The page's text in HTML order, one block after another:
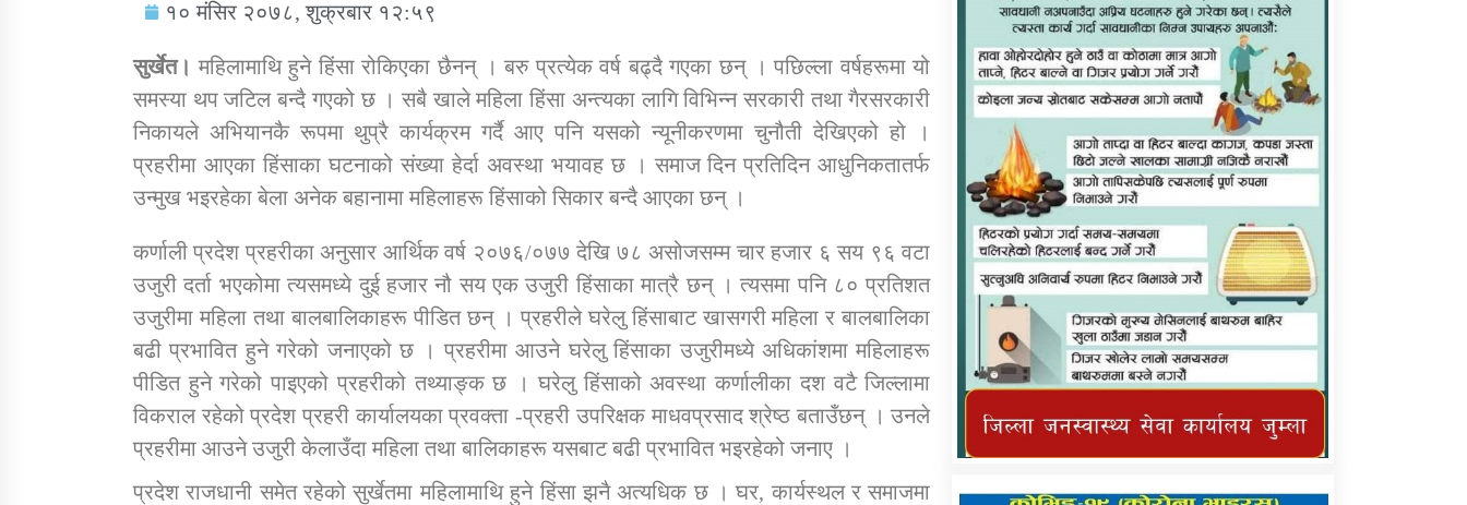
सामाजिक बिकास कार्यालय जुम्लाकाे सुचना कार्यक्रम कार्यान्वयन एकाई जुम्लाको सुचना कर्णाली प्राविधि शिक्षालय जुम्लाको सुचना
तातोपानी गाउँपालिकाको न्यायिक समिति सम्बन्धी
सन्देश
तातोपानी गाउँपालिका जुम्लाको महिला तथा
लैङ्गिक हिंसा सम्बन्धी सूचना सन्देश
तातोपानी गाउँपालिका जुम्लाको महिनावारी
तातोपानी गाउँपालिका जुम्लाको बालविवाह सन्देश तातोपानी गाउँपालिका जुम्लाको सूचना
१० मंसिर २०७८, शुक्रबार १२:५९
सुर्खेत। महिलामाथि हुने हिंसा रोकिएका छैनन् । बरु प्रत्येक वर्ष बढ्दै गएका छन् । पछिल्ला वर्षहरूमा यो
समस्या थप जटिल बन्दै गएको छ । सबै खाले महिला हिंसा अन्त्यका लागि विभिन्न सरकारी तथा गैरसरकारी
निकायले अभियानकै रूपमा थुप्रै कार्यक्रम गर्दै आए पनि यसको न्यूनीकरणमा चुनौती देखिएको हो ।
प्रहरीमा आएका हिंसाका घटनाको संख्या हेर्दा अवस्था भयावह छ । समाज दिन प्रतिदिन आधुनिकतातर्फ
उन्मुख भइरहेका बेला अनेक बहानामा महिलाहरू हिंसाको सिकार बन्दै आएका छन् ।
कर्णाली प्रदेश प्रहरीका अनुसार आर्थिक वर्ष २०७६/०७७ देखि ७८ असोजसम्म चार हजार ६ सय ९६ वटा
उजुरी दर्ता भएकोमा त्यसमध्ये दुई हजार नौ सय एक उजुरी हिंसाका मात्रै छन् । त्यसमा पनि ८० प्रतिशत
उजुरीमा महिला तथा बालबालिकाहरू पीडित छन् । प्रहरीले घरेलु हिंसाबाट खासगरी महिला र बालबालिका
बढी प्रभावित हुने गरेको जनाएको छ । प्रहरीमा आउने घरेलु हिंसाका उजुरीमध्ये अधिकांशमा महिलाहरू
पीडित हुने गरेको पाइएको प्रहरीको तथ्याङ्क छ । घरेलु हिंसाको अवस्था कर्णालीका दश वटै जिल्लामा
विकराल रहेको प्रदेश प्रहरी कार्यालयका प्रवक्ता ‐प्रहरी उपरिक्षक माधवप्रसाद श्रेष्ठ बताउँछन् । उनले
प्रहरीमा आउने उजुरी केलाउँदा महिला तथा बालिकाहरू यसबाट बढी प्रभावित भइरहेको जनाए ।
प्रदेश राजधानी समेत रहेको सुर्खेतमा महिलामाथि हुने हिंसा झनै अत्यधिक छ । घर, कार्यस्थल र समाजमा